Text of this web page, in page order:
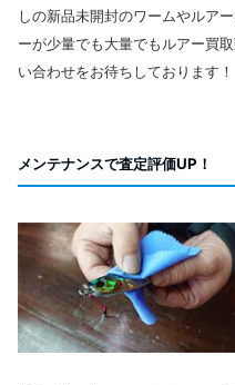
しの新品未開封のワームやルア
ーが少量でも大量でもルアー買
い合わせをお待
メンテナンスで査定評価UP！